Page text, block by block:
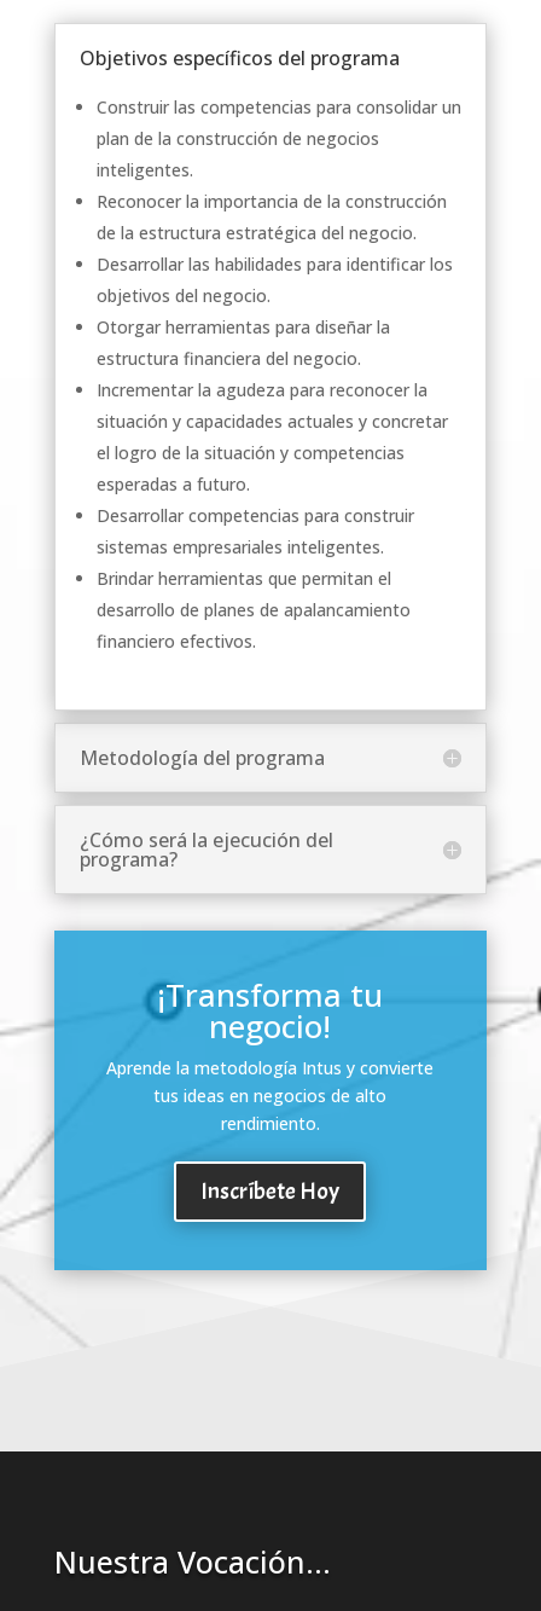
Objetivos específicos del programa
Construir las competencias para consolidar un
plan de la construcción de negocios
inteligentes.
Reconocer la importancia de la construcción
de la estructura estratégica del negocio.
Desarrollar las habilidades para identificar los
objetivos del negocio.
Otorgar herramientas para diseñar la
estructura financiera del negocio.
Incrementar la agudeza para reconocer la
situación y capacidades actuales y concretar
el logro de la situación y competencias
esperadas a futuro.
Desarrollar competencias para construir
sistemas empresariales inteligentes.
Brindar herramientas que permitan el
desarrollo de planes de apalancamiento
financiero efectivos.
Metodología del programa
¿Cómo será la ejecución del
programa?
¡Transforma tu
negocio!
Aprende la metodología Intus y convierte
tus ideas en negocios de alto
rendimiento.
Inscríbete Hoy
Nuestra Vocación…